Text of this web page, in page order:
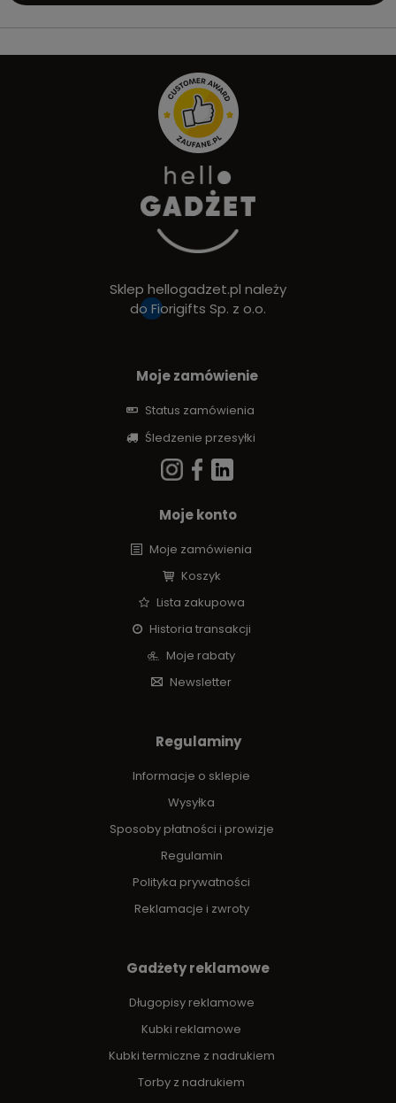
Sklep hellogadzet.pl należy
do Fiorigifts Sp. z o.o.
Moje zamówienie
Status zamówienia
Śledzenie przesyłki
Moje konto
Moje zamówienia
Koszyk
Lista zakupowa
Historia transakcji
Moje rabaty
Newsletter
Regulaminy
Informacje o sklepie
Wysyłka
Sposoby płatności i prowizje
Regulamin
Polityka prywatności
Reklamacje i zwroty
Gadżety reklamowe
Długopisy reklamowe
Kubki reklamowe
Kubki termiczne z nadrukiem
Torby z nadrukiem